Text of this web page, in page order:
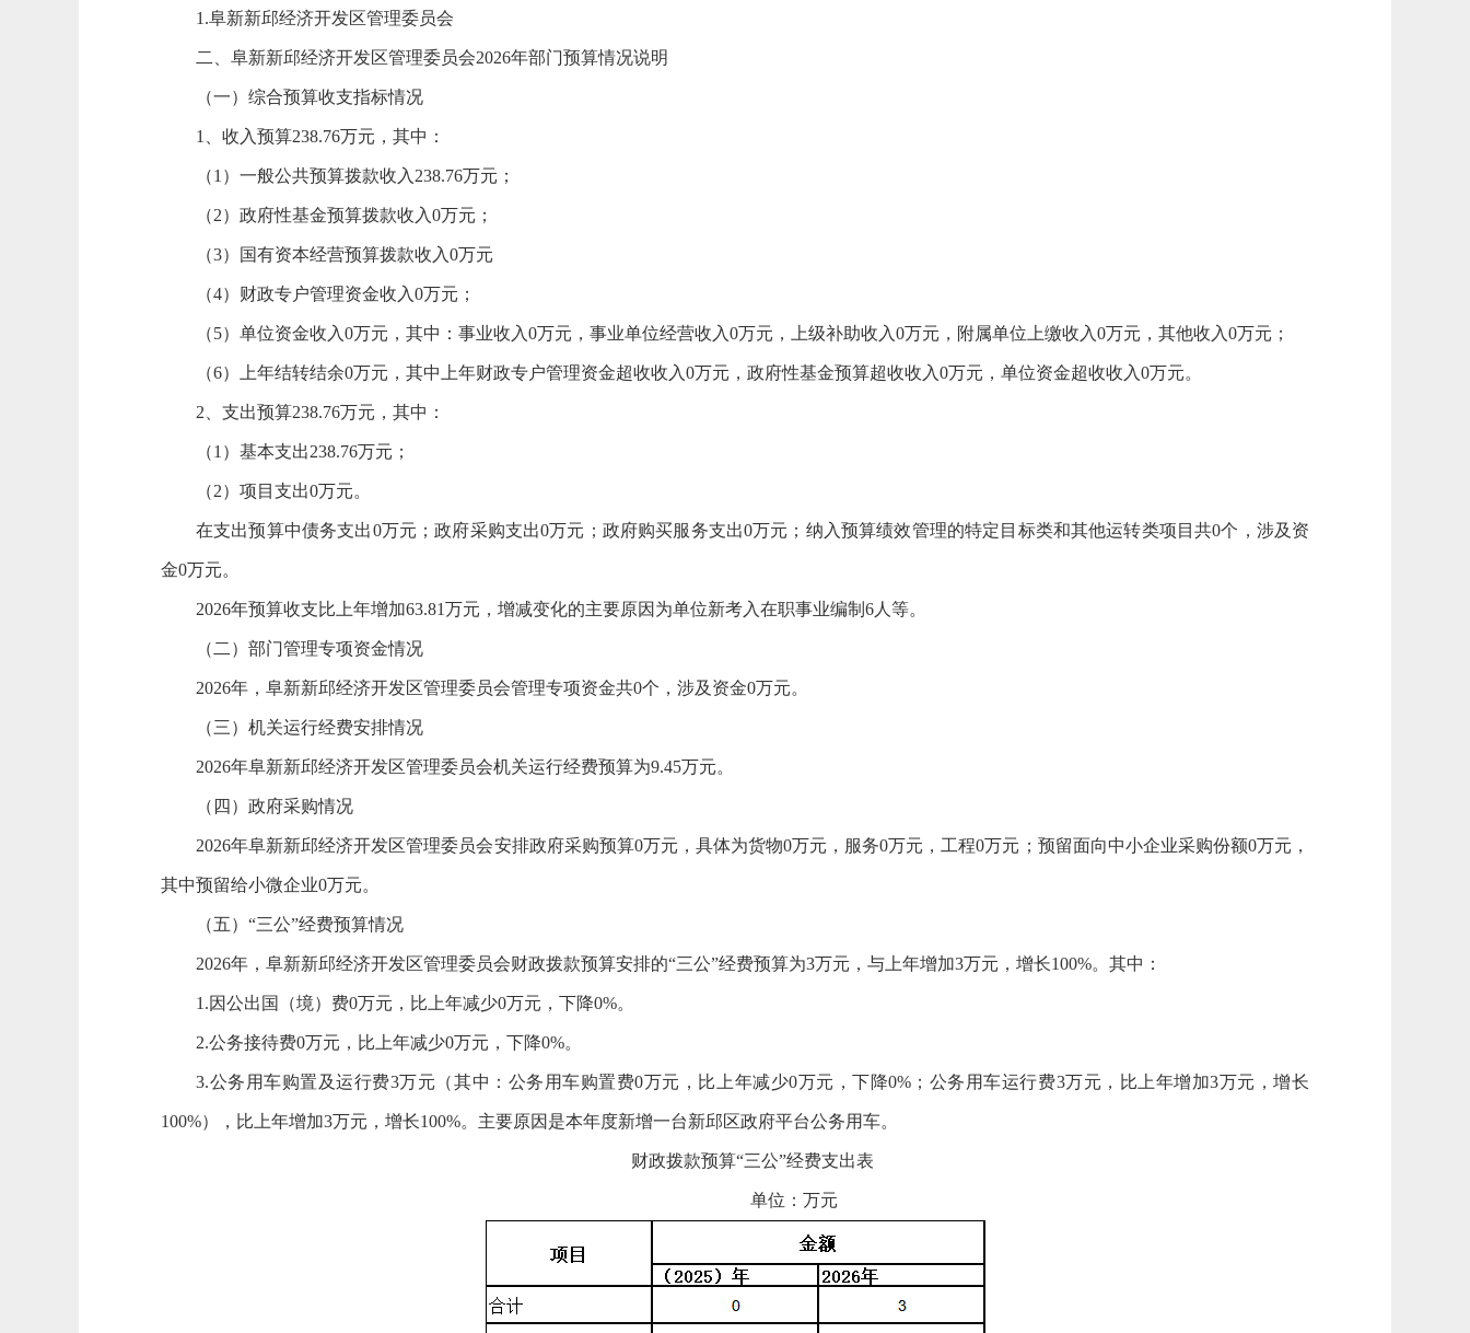
1.阜新新邱经济开发区管理委员会
二、阜新新邱经济开发区管理委员会2026年部门预算情况说明
（一）综合预算收支指标情况
1、收入预算238.76万元，其中：
（1）一般公共预算拨款收入238.76万元；
（2）政府性基金预算拨款收入0万元；
（3）国有资本经营预算拨款收入0万元
（4）财政专户管理资金收入0万元；
（5）单位资金收入0万元，其中：事业收入0万元，事业单位经营收入0万元，上级补助收入0万元，附属单位上缴收入0万元，其他收入0万元；
（6）上年结转结余0万元，其中上年财政专户管理资金超收收入0万元，政府性基金预算超收收入0万元，单位资金超收收入0万元。
2、支出预算238.76万元，其中：
（1）基本支出238.76万元；
（2）项目支出0万元。
在支出预算中债务支出0万元；政府采购支出0万元；政府购买服务支出0万元；纳入预算绩效管理的特定目标类和其他运转类项目共0个，涉及资
金0万元。
2026年预算收支比上年增加63.81万元，增减变化的主要原因为单位新考入在职事业编制6人等。
（二）部门管理专项资金情况
2026年，阜新新邱经济开发区管理委员会管理专项资金共0个，涉及资金0万元。
（三）机关运行经费安排情况
2026年阜新新邱经济开发区管理委员会机关运行经费预算为9.45万元。
（四）政府采购情况
2026年阜新新邱经济开发区管理委员会安排政府采购预算0万元，具体为货物0万元，服务0万元，工程0万元；预留面向中小企业采购份额0万元，
其中预留给小微企业0万元。
（五）“三公”经费预算情况
2026年，阜新新邱经济开发区管理委员会财政拨款预算安排的“三公”经费预算为3万元，与上年增加3万元，增长100%。其中：
1.因公出国（境）费0万元，比上年减少0万元，下降0%。
2.公务接待费0万元，比上年减少0万元，下降0%。
3.公务用车购置及运行费3万元（其中：公务用车购置费0万元，比上年减少0万元，下降0%；公务用车运行费3万元，比上年增加3万元，增长
100%），比上年增加3万元，增长100%。主要原因是本年度新增一台新邱区政府平台公务用车。
财政拨款预算“三公”经费支出表
单位：万元